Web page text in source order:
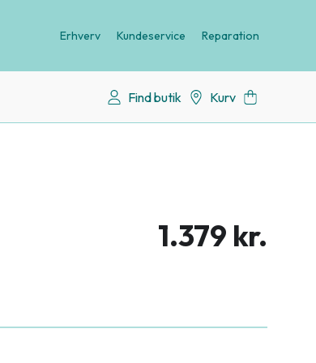
Erhverv Kundeservice Reparation
Find butik Kurv
1.379 kr.